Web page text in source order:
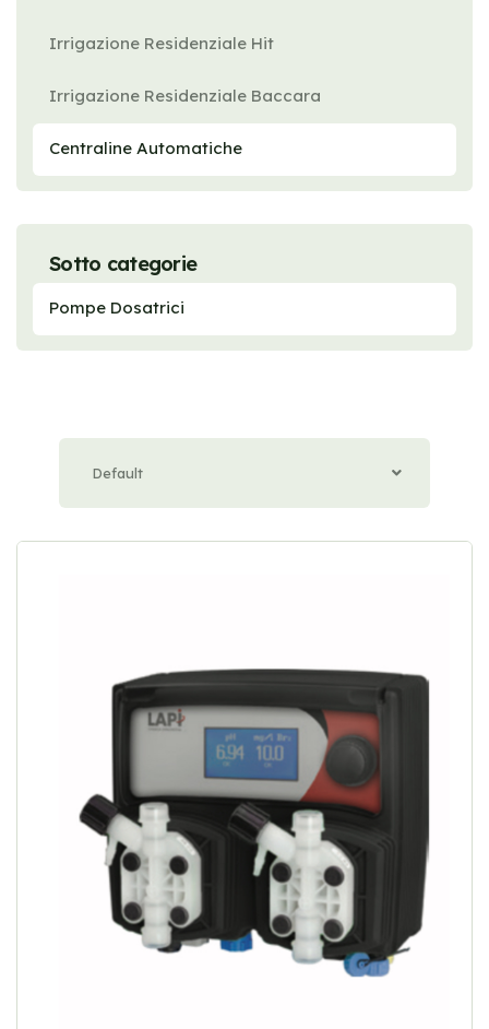
Irrigazione Residenziale Hit
Irrigazione Residenziale Baccara
Centraline Automatiche
Sotto categorie
Pompe Dosatrici
Default